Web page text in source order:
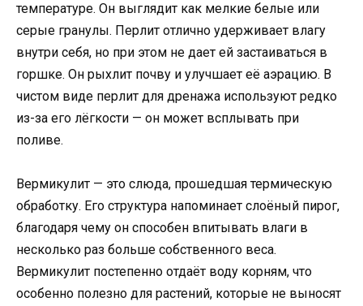
температуре. Он выглядит как мелкие белые или
серые гранулы. Перлит отлично удерживает влагу
внутри себя, но при этом не дает ей застаиваться в
горшке. Он рыхлит почву и улучшает её аэрацию. В
чистом виде перлит для дренажа используют редко
из-за его лёгкости — он может всплывать при
поливе.
Вермикулит — это слюда, прошедшая термическую
обработку. Его структура напоминает слоёный пирог,
благодаря чему он способен впитывать влаги в
несколько раз больше собственного веса.
Вермикулит постепенно отдаёт воду корням, что
особенно полезно для растений, которые не выносят